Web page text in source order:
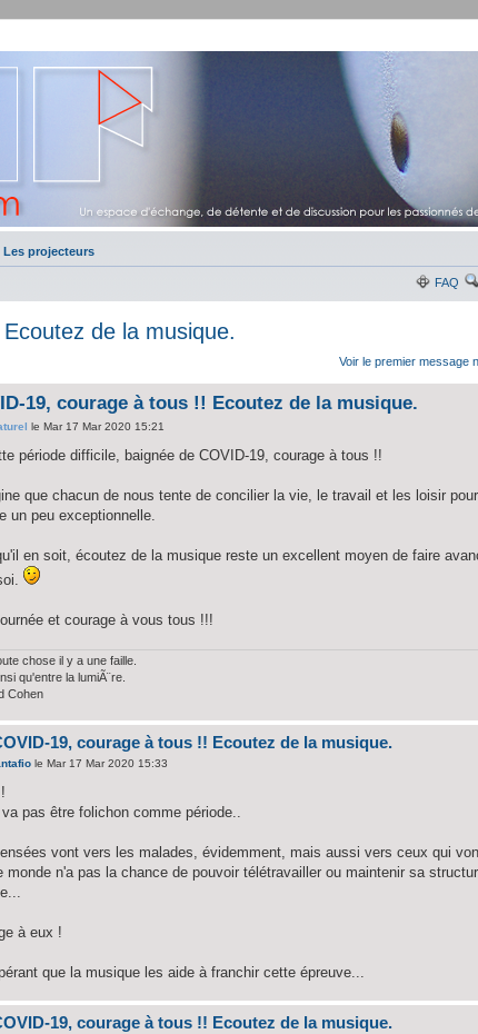
Les projecteurs
FAQ
de la musique.
Voir le premier message
19, courage à tous !! Ecoutez de la musique.
le Mar 17 Mar 2020 15:21
période difficile, baignée de COVID-19, courage à tous !!
que chacun de nous tente de concilier la vie, le travail et les loisir
un peu exceptionnelle.
en soit, écoutez de la musique reste un excellent moyen de faire
et courage à vous tous !!!
chose il y a une faille.
qu'entre la lumiÃ¨re.
Cohen
19, courage à tous !! Ecoutez de la musique.
le Mar 17 Mar 2020 15:33
pas être folichon comme période..
vont vers les malades, évidemment, mais aussi vers ceux qui
monde n'a pas la chance de pouvoir télétravailler ou maintenir sa
à eux !
que la musique les aide à franchir cette épreuve...
19, courage à tous !! Ecoutez de la musique.